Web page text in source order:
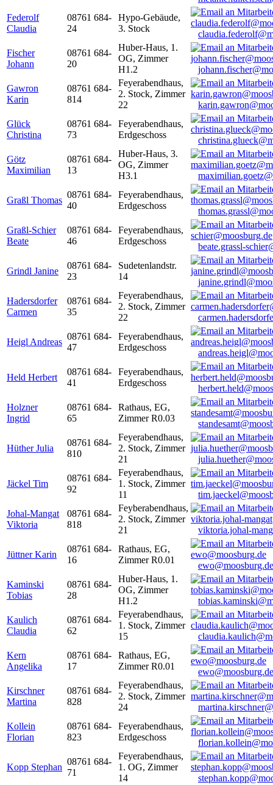
Federolf
Claudia
08761 684-
24
Hypo-Gebäude,
3. Stock
Fischer
Johann
08761 684-
20
Huber-Haus, 1.
OG, Zimmer
H1.2
Gawron
Karin
08761 684-
814
Feyerabendhaus,
2. Stock, Zimmer
22
Glück
Christina
08761 684-
73
Feyerabendhaus,
Erdgeschoss
Götz
Maximilian
08761 684-
13
Huber-Haus, 3.
OG, Zimmer
H3.1
Graßl Thomas
08761 684-
40
Feyerabendhaus,
Erdgeschoss
Graßl-Schier
Beate
08761 684-
46
Feyerabendhaus,
Erdgeschoss
beate.grassl-
Grindl Janine
08761 684-
23
Sudetenlandstr.
14
Hadersdorfer
Carmen
08761 684-
35
Feyerabendhaus,
2. Stock, Zimmer
22
Heigl Andreas
08761 684-
47
Feyerabendhaus,
Erdgeschoss
Held Herbert
08761 684-
41
Feyerabendhaus,
Erdgeschoss
Holzner
Ingrid
08761 684-
65
Rathaus, EG,
Zimmer R0.03
Hüther Julia
08761 684-
810
Feyerabendhaus,
2. Stock, Zimmer
21
Jäckel Tim
08761 684-
92
Feyerabendhaus,
1. Stock, Zimmer
11
Johal-Mangat
Viktoria
08761 684-
818
Feyberabendhaus,
2. Stock, Zimmer
21
viktoria.johal-
Jüttner Karin
08761 684-
16
Rathaus, EG,
Zimmer R0.01
ewo@moosburg.de
Kaminski
Tobias
08761 684-
28
Huber-Haus, 1.
OG, Zimmer
H1.2
Kaulich
Claudia
08761 684-
62
Feyerabendhaus,
1. Stock, Zimmer
15
Kern
Angelika
08761 684-
17
Rathaus, EG,
Zimmer R0.01
ewo@moosburg.de
Kirschner
Martina
08761 684-
828
Feyerabendhaus,
2. Stock, Zimmer
24
Kollein
Florian
08761 684-
823
Feyerabendhaus,
Erdgeschoss
Kopp Stephan
08761 684-
71
Feyerabendhaus,
1. OG, Zimmer
14